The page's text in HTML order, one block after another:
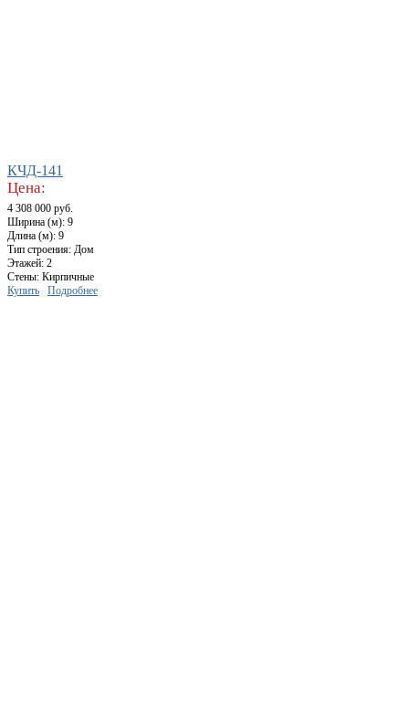
КЧД-141
Цена:
4 308 000 руб.
Ширина (м): 9
Длина (м): 9
Тип строения: Дом
Этажей: 2
Стены: Кирпичные
Купить
Подробнее